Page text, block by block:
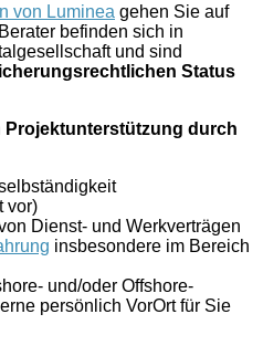
von Luminea gehen Sie auf
befinden sich in
und sind
Status
Projektunterstützung durch
vor)
Dienst- und Werkverträgen
insbesondere im Bereich
und/oder Offshore-
persönlich VorOrt für Sie